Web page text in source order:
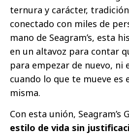
ternura y carácter,
conectado con miles de
mano de Seagram’s, esta
en un altavoz para contar
para empezar de nuevo, ni
cuando lo que te mueve es
misma.
Con esta unión, Seagram’s
estilo de vida sin